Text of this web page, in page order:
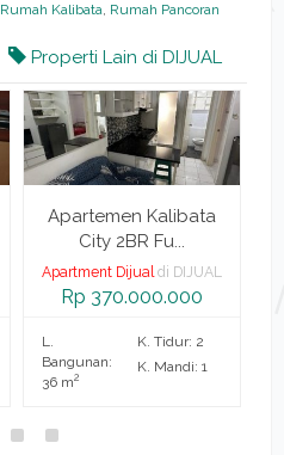
Rumah Kalibata, Rumah Pancoran
Properti Lain di DIJUAL
Apartemen Kalibata
City 2BR Fu...
Apartment Dijual di DIJUAL
Rp 370.000.000
L.
Bangunan:
36 m2
K. Tidur: 2
K. Mandi: 1